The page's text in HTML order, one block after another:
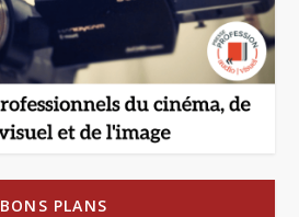
BONS PLANS